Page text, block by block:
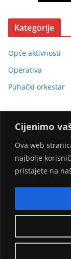
Cijenimo
Ova web
najbolje
pristajete na
Kategorije
Opće aktivnosti
Operativa
Puhački orkestar
Stranicu
Copyright ©